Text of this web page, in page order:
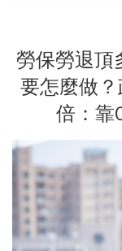
勞保勞退頂
要怎麼做
倍：靠